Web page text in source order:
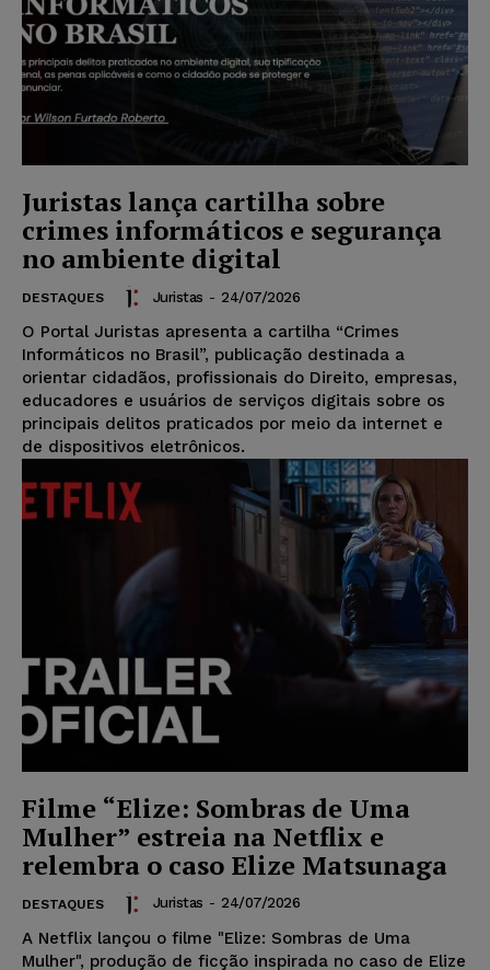
Juristas lança cartilha sobre
crimes informáticos e segurança
no ambiente digital
DESTAQUES Juristas - 24/07/2026
O Portal Juristas apresenta a cartilha “Crimes
Informáticos no Brasil”, publicação destinada a
orientar cidadãos, profissionais do Direito, empresas,
educadores e usuários de serviços digitais sobre os
principais delitos praticados por meio da internet e
de dispositivos eletrônicos.
Filme “Elize: Sombras de Uma
Mulher” estreia na Netflix e
relembra o caso Elize Matsunaga
DESTAQUES Juristas - 24/07/2026
A Netflix lançou o filme "Elize: Sombras de Uma
Mulher", produção de ficção inspirada no caso de Elize